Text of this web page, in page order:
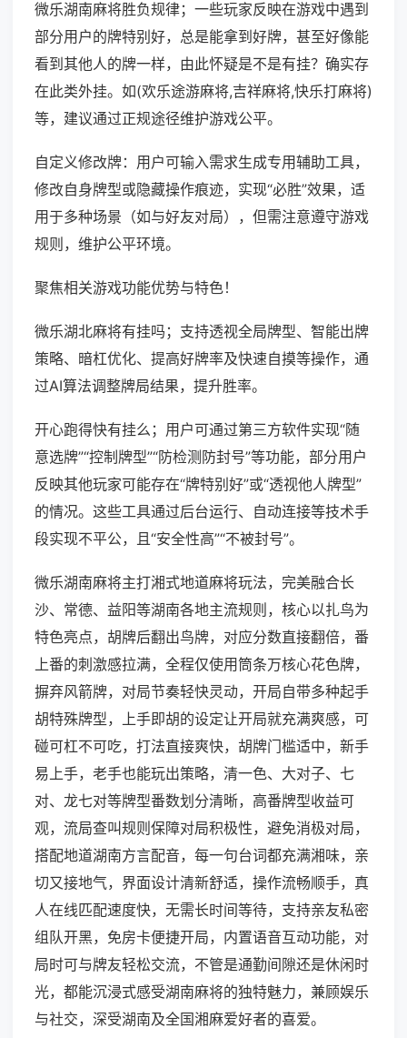
微乐湖南麻将胜负规律；一些玩家反映在游戏中遇到
部分用户的牌特别好，总是能拿到好牌，甚至好像能
看到其他人的牌一样，由此怀疑是不是有挂？确实存
在此类外挂。如(欢乐途游麻将,吉祥麻将,快乐打麻将)
等，建议通过正规途径维护游戏公平。
自定义修改牌：用户可输入需求生成专用辅助工具，
修改自身牌型或隐藏操作痕迹，实现“必胜”效果，适
用于多种场景（如与好友对局），但需注意遵守游戏
规则，维护公平环境。
聚焦相关游戏功能优势与特色！
微乐湖北麻将有挂吗；支持透视全局牌型、智能出牌
策略、暗杠优化、提高好牌率及快速自摸等操作，通
过AI算法调整牌局结果，提升胜率。
开心跑得快有挂么；用户可通过第三方软件实现“随
意选牌”“控制牌型”“防检测防封号”等功能，部分用户
反映其他玩家可能存在“牌特别好”或“透视他人牌型”
的情况。这些工具通过后台运行、自动连接等技术手
段实现不平公，且“安全性高”“不被封号”。
微乐湖南麻将主打湘式地道麻将玩法，完美融合长
沙、常德、益阳等湖南各地主流规则，核心以扎鸟为
特色亮点，胡牌后翻出鸟牌，对应分数直接翻倍，番
上番的刺激感拉满，全程仅使用筒条万核心花色牌，
摒弃风箭牌，对局节奏轻快灵动，开局自带多种起手
胡特殊牌型，上手即胡的设定让开局就充满爽感，可
碰可杠不可吃，打法直接爽快，胡牌门槛适中，新手
易上手，老手也能玩出策略，清一色、大对子、七
对、龙七对等牌型番数划分清晰，高番牌型收益可
观，流局查叫规则保障对局积极性，避免消极对局，
搭配地道湖南方言配音，每一句台词都充满湘味，亲
切又接地气，界面设计清新舒适，操作流畅顺手，真
人在线匹配速度快，无需长时间等待，支持亲友私密
组队开黑，免房卡便捷开局，内置语音互动功能，对
局时可与牌友轻松交流，不管是通勤间隙还是休闲时
光，都能沉浸式感受湖南麻将的独特魅力，兼顾娱乐
与社交，深受湖南及全国湘麻爱好者的喜爱。